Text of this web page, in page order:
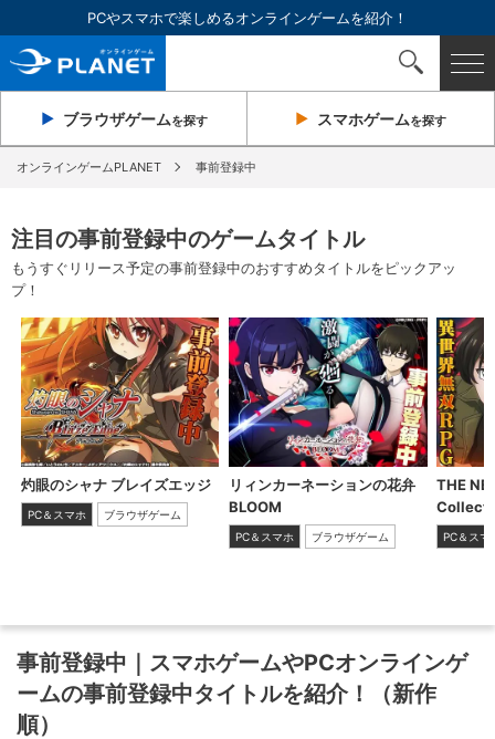
PCやスマホで楽しめるオンラインゲームを紹介！
ブラウザゲームを探す スマホゲームを探す
オンラインゲームPLANET 事前登録中
注目の事前登録中のゲームタイトル
もうすぐリリース予定の事前登録中のおすすめタイトルをピックアッ
プ！
灼眼のシャナ ブレイズエッジ
PC＆スマホ ブラウザゲーム
リィンカーネーションの花弁
BLOOM
PC＆スマホ ブラウザゲーム
THE
PC＆スマ
事前登録中｜スマホゲームやPCオンラインゲ
ームの事前登録中タイトルを紹介！（新作
順）